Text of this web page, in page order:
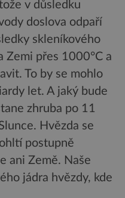
v důsledku
doslova odpaří
skleníkového
Zemi přes 1000°C a
To by se mohlo
let. A jaký bude
zhruba po 11
Hvězda se
postupně
ani Země. Naše
jádra hvězdy, kde